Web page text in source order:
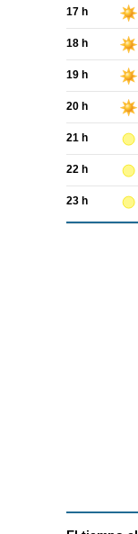
17 h
18 h
19 h
20 h
21 h
22 h
23 h